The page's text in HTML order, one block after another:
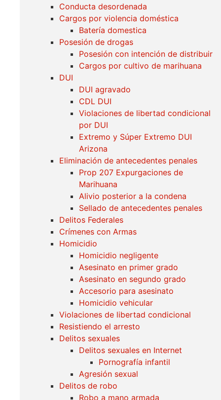
Conducta desordenada
Cargos por violencia doméstica
Batería domestica
Posesión de drogas
Posesión con intención de distribuir
Cargos por cultivo de marihuana
DUI
DUI agravado
CDL DUI
Violaciones de libertad condicional
por DUI
Extremo y Súper Extremo DUI
Arizona
Eliminación de antecedentes penales
Prop 207 Expurgaciones de
Marihuana
Alivio posterior a la condena
Sellado de antecedentes penales
Delitos Federales
Crímenes con Armas
Homicidio
Homicidio negligente
Asesinato en primer grado
Asesinato en segundo grado
Accesorio para asesinato
Homicidio vehicular
Violaciones de libertad condicional
Resistiendo el arresto
Delitos sexuales
Delitos sexuales en Internet
Pornografía infantil
Agresión sexual
Delitos de robo
Robo a mano armada